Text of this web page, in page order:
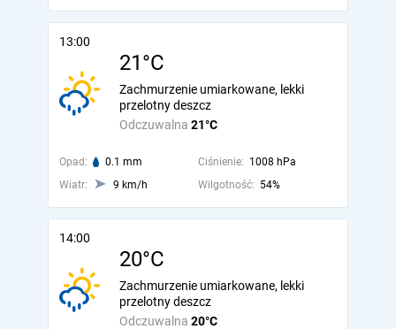
13:00
21°C
Odczuwalna 21°C
Zachmurzenie umiarkowane, lekki
przelotny deszcz
Opad: 0.1 mm Ciśnienie: 1008 hPa
Wiatr:
9 km/h Wilgotność: 54%
14:00
20°C
Odczuwalna 20°C
Zachmurzenie umiarkowane, lekki
przelotny deszcz